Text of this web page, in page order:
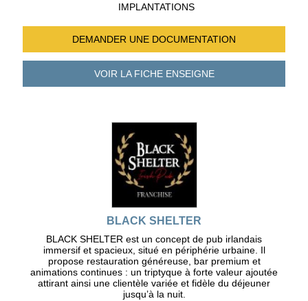
IMPLANTATIONS
DEMANDER UNE DOCUMENTATION
VOIR LA FICHEENSEIGNE
BLACK SHELTER
BLACK SHELTER est un concept de pub irlandais
immersif et spacieux, situé en périphérie urbaine. Il
propose restauration généreuse, bar premium et
animations continues : un triptyque à forte valeur ajoutée
attirant ainsi une clientèle variée et fidèle du déjeuner
jusqu’à la nuit.